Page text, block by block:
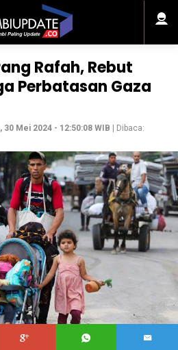
Rafah, Rebut
Perbatasan Gaza
30 Mei 2024 - 12:50:08 WIB | Dibaca: